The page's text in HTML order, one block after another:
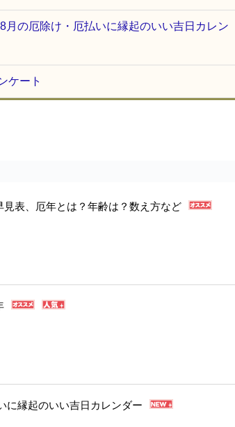
月の厄除け・厄払いに縁起のいい吉日カレン
ケート
見表、厄年とは？年齢は？数え方など
に縁起のいい吉日カレンダー